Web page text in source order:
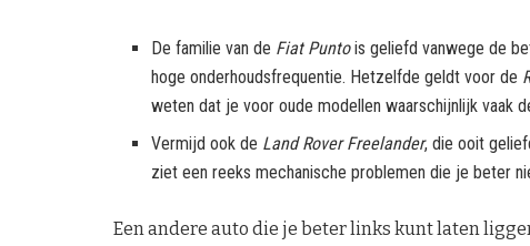
De familie van de Fiat Puntois geliefd vanwege de
hoge onderhoudsfrequentie. Hetzelfde geldt voor de
weten dat je voor oude modellen waarschijnlijk vaak
Vermijd ook de Land Rover Freelander, die ooit
ziet een reeks mechanische problemen die je beter
Een andere auto die je beter links kunt laten